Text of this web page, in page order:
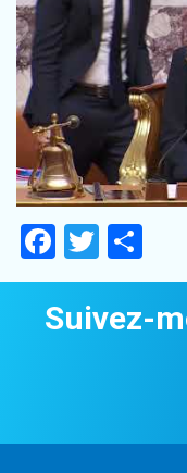
Facebook
Twitter
Suivez-